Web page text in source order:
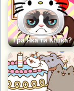
Гра Яка ти Кішка?